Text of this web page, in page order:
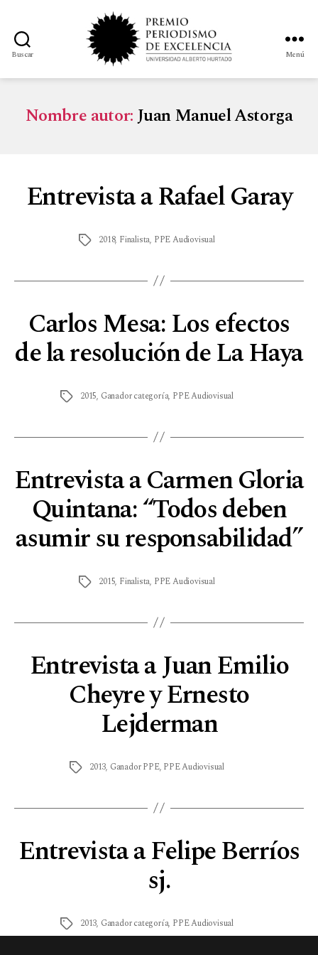
Buscar Menú
Nombre autor:Juan Manuel Astorga
Entrevista a Rafael Garay
2018, Finalista, PPE Audiovisual
Carlos Mesa: Los efectos
de la resolución de La Haya
2015, Ganador categoría, PPE Audiovisual
Entrevista a Carmen Gloria
Quintana: “Todos deben
asumir su responsabilidad”
2015, Finalista, PPE Audiovisual
Entrevista a Juan Emilio
Cheyre y Ernesto
Lejderman
2013, Ganador PPE, PPE Audiovisual
Entrevista a Felipe Berríos
sj.
2013, Ganador categoría, PPE Audiovisual